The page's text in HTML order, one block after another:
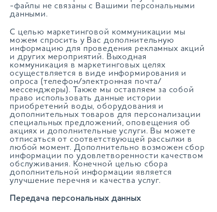
-файлы не связаны с Вашими персональными
данными.
С целью маркетинговой коммуникации мы
можем спросить у Вас дополнительную
информацию для проведения рекламных акций
и других мероприятий. Выходная
коммуникация в маркетинговых целях
осуществляется в виде информирования и
опроса (телефон/электронная почта/
мессенджеры). Также мы оставляем за собой
право использовать данные истории
приобретений воды, оборудования и
дополнительных товаров для персонализации
специальных предложений, оповещения об
акциях и дополнительные услуги. Вы можете
отписаться от соответствующей рассылки в
любой момент. Дополнительно возможен сбор
информации по удовлетворенности качеством
обслуживания. Конечной целью сбора
дополнительной информации является
улучшение перечня и качества услуг.
Передача персональных данных